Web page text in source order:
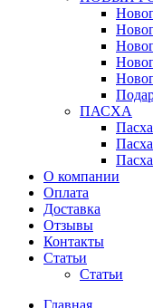
ПАСХА
О компании
Оплата
Доставка
Отзывы
Контакты
Статьи
Статьи
Главная